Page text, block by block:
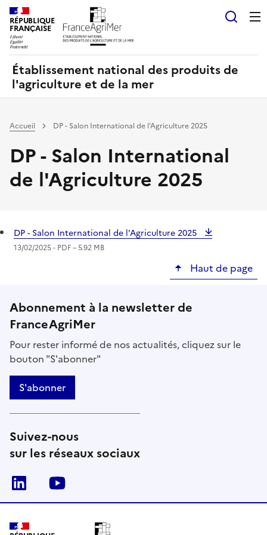
RÉPUBLIQUE
FRANÇAISE
Établissement national des produits de
l'agriculture et de la mer
Accueil DP - Salon International de l'Agriculture 2025
DP - Salon International
de l'Agriculture 2025
DP - Salon International de l'Agriculture 2025
13/02/2025 - PDF– 5.92 MB
Haut de page
Abonnement à la newsletter de
FranceAgriMer
Pour rester informé de nos actualités, cliquez sur le
bouton "S'abonner"
S'abonner
Suivez-nous
sur les réseaux sociaux
Linkedin
Panneau de gestion des cookies